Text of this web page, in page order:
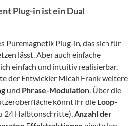
Plug-in ist ein Dual
Puremagnetik Plug-in, das sich für
lässt. Aber auch einfache
einfach und intuitiv realisierbar.
der Entwickler Micah Frank weitere
und Phrase-Modulation. Über die
könnt ihr die Loop-
24 Halbtonschritte),Anzahl der